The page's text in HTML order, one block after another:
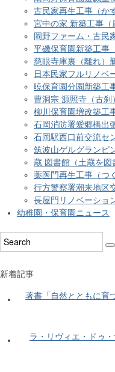
古民家再生工事（か
宮中の家 新築工事（
岡野ファーム・古
平磯保育園新築工事
慈眼寺庫裏（離れ）
日本民家フルリノベ
暁保育園分園新築工
曹洞宗 源照寺（古刹
柳川保育園増改築工
石岡消防署愛郷橋出
石岡駅西口前交流セ
筑波山ゲルグランピ
蔵 図書館（土蔵を図
薬医門再生工事（つ
行方警察署潮来地区
長屋門リノベーショ
幼稚園・保育園ニュース
新着記事
著書「自然とともに育
ラ・リヴィエ・ドゥ